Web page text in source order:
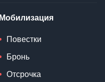
Мобилизация
Повестки
Бронь
Отсрочка